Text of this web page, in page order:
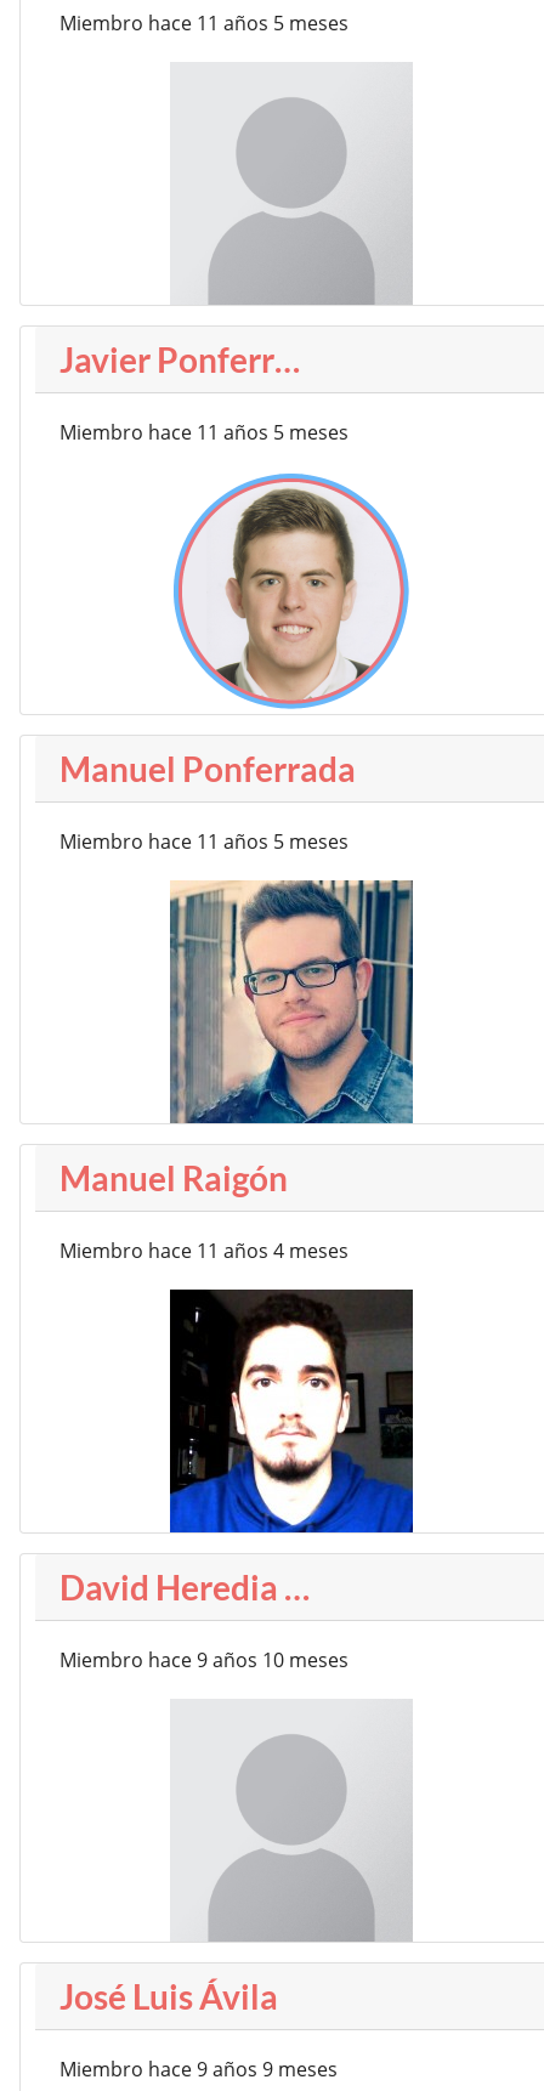
Miembro hace 11 años 5 meses
Javier Ponferr…
Miembro hace 11 años 5 meses
Manuel Ponferrada
Miembro hace 11 años 5 meses
Manuel Raigón
Miembro hace 11 años 4 meses
David Heredia …
Miembro hace 9 años 10 meses
José Luis Ávila
Miembro hace 9 años 9 meses